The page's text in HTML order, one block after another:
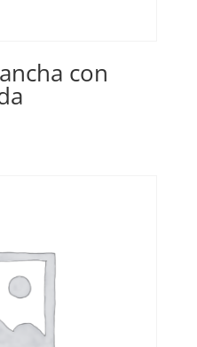
con